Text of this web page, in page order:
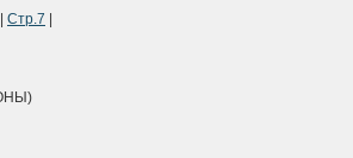
Стр.7